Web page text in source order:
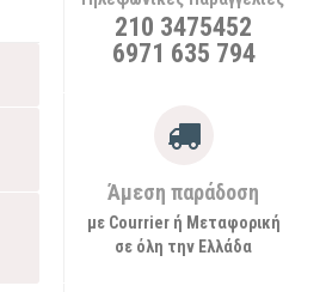
210 3475452
6971 635 794
Άμεση παράδοση
με Courrier ή Μεταφορική
σε όλη την Ελλάδα